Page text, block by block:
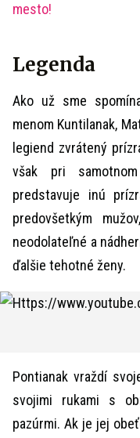
mesto!
Legenda
Ako už sme
menom Kuntilanak,
legiend zvrátený
však pri
predstavuje inú
predovšetkým
neodolateľné a
ďalšie tehotné ženy.
Pontianak vraždí
svojimi rukami s
pazúrmi. Ak je jej